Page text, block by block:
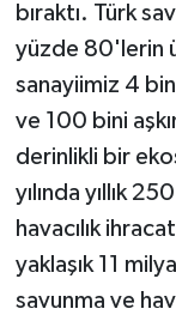
bıraktı. Türk
yüzde 80'lerin
sanayiimiz 4
ve 100 bini
derinlikli bir
yılında yıllık
havacılık
yaklaşık 11
savunma ve